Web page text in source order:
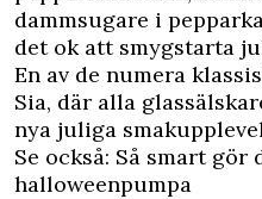
dammsugare i
det ok att smygstarta
En av de numera
Sia, där alla
nya juliga
Se också: Så smart gör
halloweenpumpa